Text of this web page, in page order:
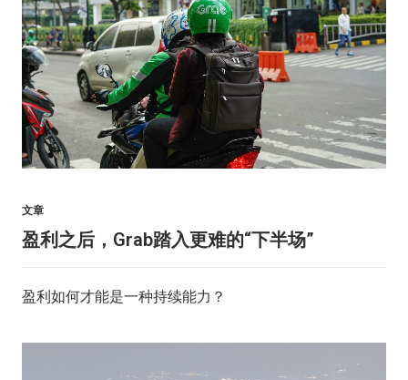
文章
盈利之后，Grab踏入更难的“下半场”
盈利如何才能是一种持续能力？